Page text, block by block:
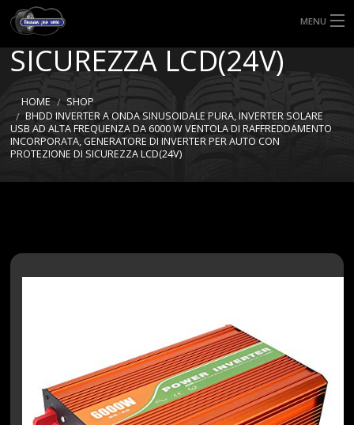
MENU
HOME
TIPI DI GOMME
MISURE GOMME
CON PROTEZIONE DI
SICUREZZA LCD(24V)
HOME
SHOP
BHDD INVERTER A ONDA SINUSOIDALE PURA, INVERTER SOLARE
USB AD ALTA FREQUENZA DA 6000 W VENTOLA DI RAFFREDDAMENTO
INCORPORATA, GENERATORE DI INVERTER PER AUTO CON
PROTEZIONE DI SICUREZZA LCD(24V)